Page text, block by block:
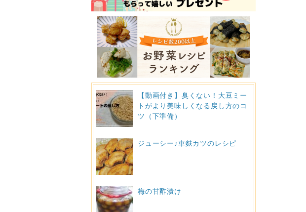
【動画付き】臭くない！大豆ミー
トがより美味しくなる戻し方のコ
ツ（下準備）
ジューシー♪車麩カツのレシピ
梅の甘酢漬け